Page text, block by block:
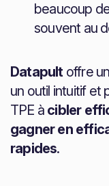
beaucoup
souvent au
Datapultoffre
un outil intuitif et
TPE à cibler
gagner en
rapides.